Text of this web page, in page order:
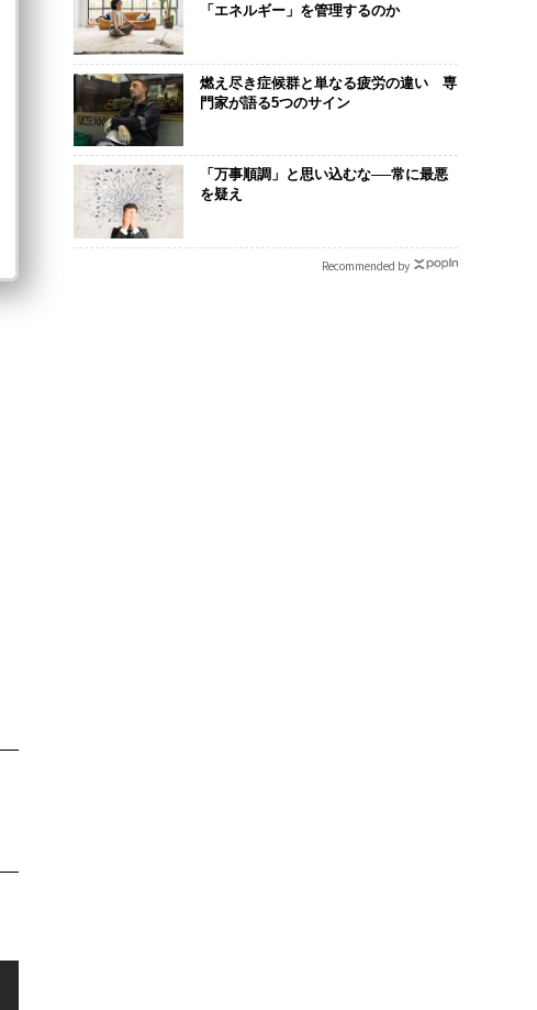
「エネルギー」を管理するのか
燃え尽き症候群と単なる疲労の違い 専
門家が語る5つのサイン
「万事順調」と思い込むな──常に最悪
を疑え
Recommended by